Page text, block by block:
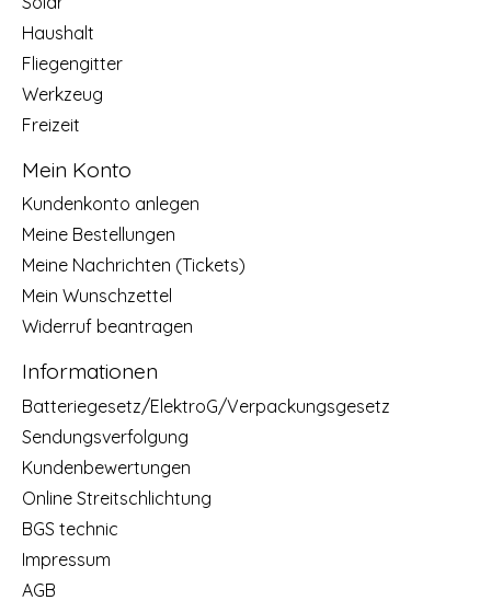
Haushalt
Fliegengitter
Werkzeug
Freizeit
Mein Konto
Kundenkonto anlegen
Meine Bestellungen
Meine Nachrichten (Tickets)
Mein Wunschzettel
Widerruf beantragen
Informationen
Batteriegesetz/ElektroG/Verpackungsgesetz
Sendungsverfolgung
Kundenbewertungen
Online Streitschlichtung
BGS technic
Impressum
AGB